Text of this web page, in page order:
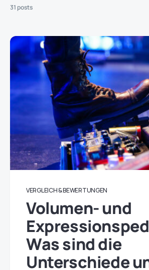
31 posts
VERGLEICH & BEWERTUNGEN
Volumen- und
Was sind die
Unterschiede